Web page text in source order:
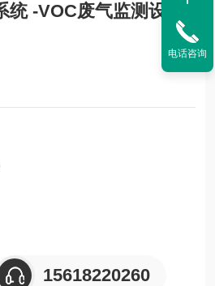
-VOC废气监测设备
15618220260
电话咨询